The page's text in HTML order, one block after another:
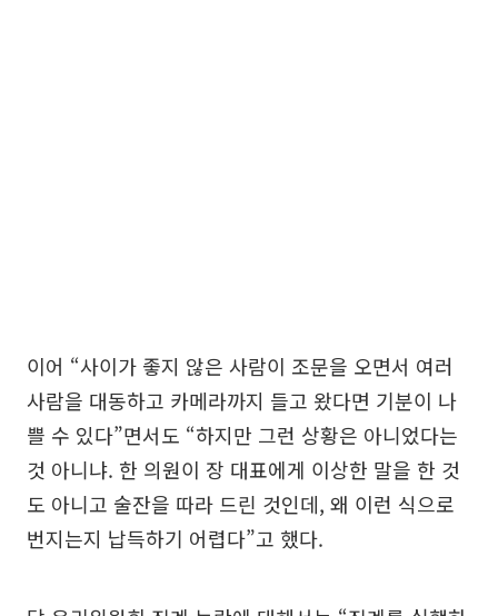
이어 “사이가 좋지 않은 사람이 조문을 오면서 여러
사람을 대동하고 카메라까지 들고 왔다면 기분이 나
쁠 수 있다”면서도 “하지만 그런 상황은 아니었다는
것 아니냐. 한 의원이 장 대표에게 이상한 말을 한 것
도 아니고 술잔을 따라 드린 것인데, 왜 이런 식으로
번지는지 납득하기 어렵다”고 했다.